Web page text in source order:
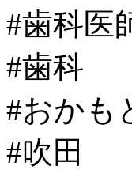
#歯科医
#歯科
#おかも
#吹田